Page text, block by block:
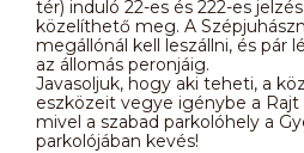
tér) induló 22-es és 222-es
közelíthető meg. A
megállónál kell leszállni, és pár
az állomás peronjáig.
Javasoljuk, hogy aki teheti, a
eszközeit vegye igénybe a
mivel a szabad parkolóhely a
parkolójában kevés!